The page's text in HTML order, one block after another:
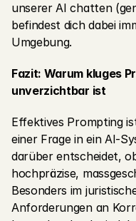
unserer AI chatten
befindest dich dabei
Umgebung.
Fazit: Warum kluges
unverzichtbar ist
Effektives Prompting
einer Frage in ein AI-
darüber entscheidet,
hochpräzise,
Besonders im
Anforderungen an